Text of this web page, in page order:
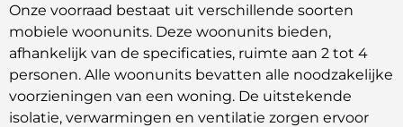
Onze voorraad bestaat uit verschillende soorten
mobiele woonunits. Deze woonunits bieden,
afhankelijk van de specificaties, ruimte aan 2 tot 4
personen. Alle woonunits bevatten alle noodzakelijke
voorzieningen van een woning. De uitstekende
isolatie, verwarmingen en ventilatie zorgen ervoor